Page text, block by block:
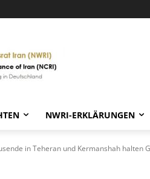
NWRI-ERKLÄRUNGEN
in Teheran und Kermanshah halten